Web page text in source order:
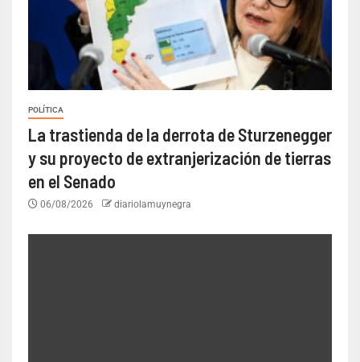
POLÍTICA
La trastienda de la derrota de Sturzenegger
y su proyecto de extranjerización de tierras
en el Senado
06/08/2026 diariolamuynegra